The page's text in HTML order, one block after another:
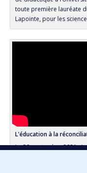
toute première lauréate
Lapointe, pour les
L'éducation à la
Le 30 septembre 2021